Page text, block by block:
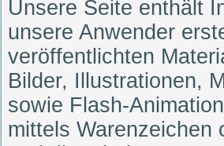
Unsere Seite enthält
unsere Anwender
veröffentlichten
Bilder, Illustrationen,
sowie Flash-
mittels Warenzeichen